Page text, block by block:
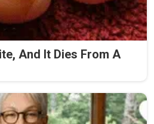
And It Dies From A